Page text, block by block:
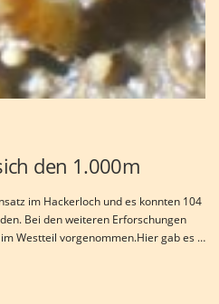
den 1.000m
im Hackerloch und es konnten 104
Bei den weiteren Erforschungen
Westteil vorgenommen.Hier gab es …